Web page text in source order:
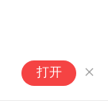
打开